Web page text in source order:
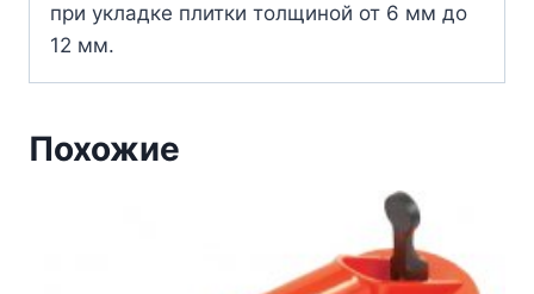
при укладке плитки толщиной от 6 мм до
12 мм.
Похожие